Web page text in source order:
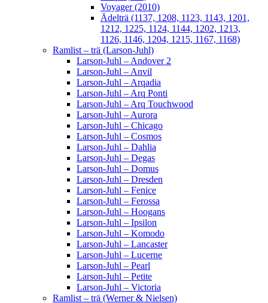
Voyager (2010)
Ädelträ (1137, 1208, 1123, 1143, 1201,
1212, 1225, 1124, 1144, 1202, 1213,
1126, 1146, 1204, 1215, 1167, 1168)
Ramlist – trä (Larson-Juhl)
Larson-Juhl – Andover 2
Larson-Juhl – Anvil
Larson-Juhl – Arqadia
Larson-Juhl – Arq Ponti
Larson-Juhl – Arq Touchwood
Larson-Juhl – Aurora
Larson-Juhl – Chicago
Larson-Juhl – Cosmos
Larson-Juhl – Dahlia
Larson-Juhl – Degas
Larson-Juhl – Domus
Larson-Juhl – Dresden
Larson-Juhl – Fenice
Larson-Juhl – Ferossa
Larson-Juhl – Hoogans
Larson-Juhl – Ipsilon
Larson-Juhl – Komodo
Larson-Juhl – Lancaster
Larson-Juhl – Lucerne
Larson-Juhl – Pearl
Larson-Juhl – Petite
Larson-Juhl – Victoria
Ramlist – trä (Werner & Nielsen)